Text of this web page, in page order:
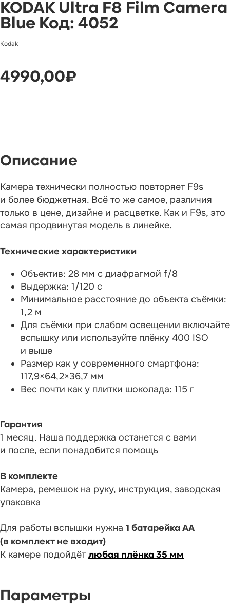
KODAK Ultra F8 Film Camera
Blue Код: 4052
Kodak
4990,00₽
Камера технически полностью повторяет F9s
и более бюджетная. Всё то же самое, различия
только в цене, дизайне и расцветке. Как и F9s, это
самая продвинутая модель в линейке.
Технические характеристики
Объектив: 28 мм с диафрагмой f/8
Выдержка: 1/120 с
Минимальное расстояние до объекта съёмки:
1,2 м
Для съёмки при слабом освещении включайте
вспышку или используйте плёнку 400 ISO
и выше
Размер как у современного смартфона:
117,9×64,2×36,7 мм
Вес почти как у плитки шоколада: 115 г
Гарантия
1 месяц. Наша поддержка останется с вами
и после, если понадобится помощь
В комплекте
Камера, ремешок на руку, инструкция, заводская
упаковка
Для работы вспышки нужна 1 батарейка АА
(в комплект не входит)
К камере подойдёт любая плёнка 35 мм